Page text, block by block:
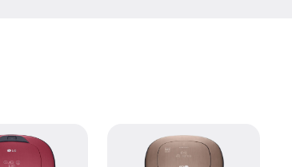
Заказать